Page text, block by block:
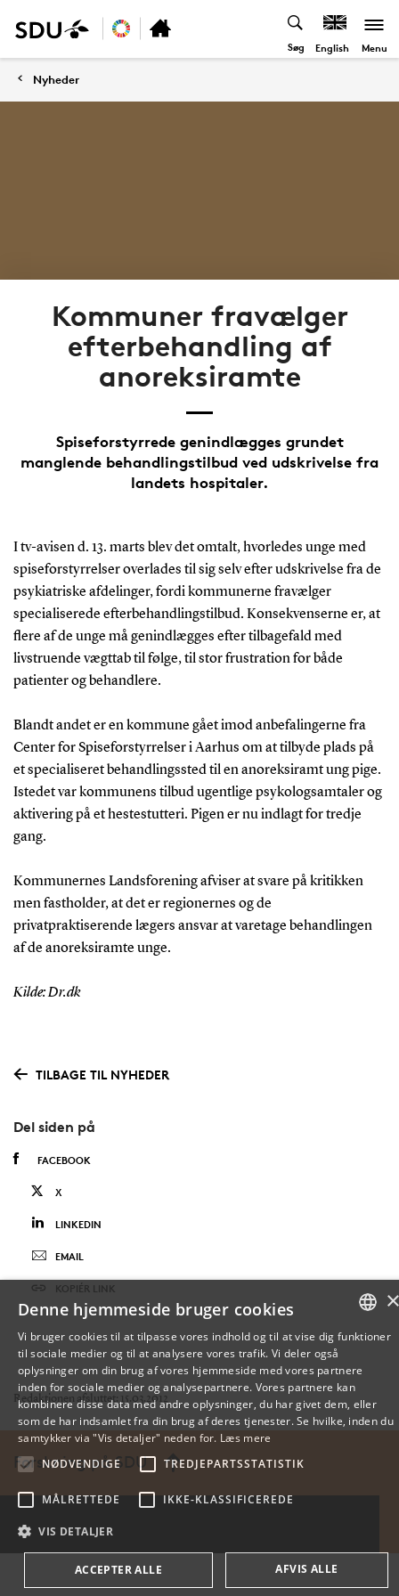
Søg English Menu
Nyheder
Kommuner fravælger
efterbehandling af
anoreksiramte
Spiseforstyrrede genindlægges grundet
manglende behandlingstilbud ved udskrivelse fra
landets hospitaler.
I tv-avisen d. 13. marts blev det omtalt, hvorledes unge med
spiseforstyrrelser overlades til sig selv efter udskrivelse fra de
psykiatriske afdelinger, fordi kommunerne fravælger
specialiserede efterbehandlingstilbud. Konsekvenserne er, at
flere af de unge må genindlægges efter tilbagefald med
livstruende vægttab til følge, til stor frustration for både
patienter og behandlere.
Blandt andet er en kommune gået imod anbefalingerne fra
Center for Spiseforstyrrelser i Aarhus om at tilbyde plads på
et specialiseret behandlingssted til en anoreksiramt ung pige.
Istedet var kommunens tilbud ugentlige psykologsamtaler og
aktivering på et hestestutteri. Pigen er nu indlagt for tredje
gang.
Kommunernes Landsforening afviser at svare på kritikken
men fastholder, at det er regionernes og de
privatpraktiserende lægers ansvar at varetage behandlingen
af de anoreksiramte unge.
Kilde: Dr.dk
TILBAGE TIL NYHEDER
Del siden på
FACEBOOK
X
LINKEDIN
EMAIL
KOPIÉR LINK
Redaktionen afsluttet: 15.03.2012
Forskning på SDU
ENGLISH
Denne hjemmeside bruger cookies
Vi bruger cookies til at tilpasse vores indhold og til at vise dig funktioner
til sociale medier og til at analysere vores trafik. Vi deler også
oplysninger om din brug af vores hjemmeside med vores partnere
inden for sociale medier og analysepartnere. Vores partnere kan
kombinere disse data med andre oplysninger, du har givet dem, eller
som de har indsamlet fra din brug af deres tjenester. Se hvilke, inden du
samtykker via "Vis detaljer" neden for. Læs mere
NØDVENDIGE
TREDJEPARTSSTATISTIK
MÅLRETTEDE IKKE-KLASSIFICEREDE
VIS DETALJER
ACCEPTER ALLE AFVIS ALLE